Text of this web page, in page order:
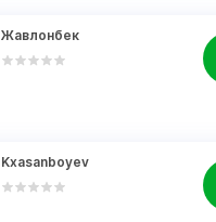
Жавлонбек
Kxasanboyev